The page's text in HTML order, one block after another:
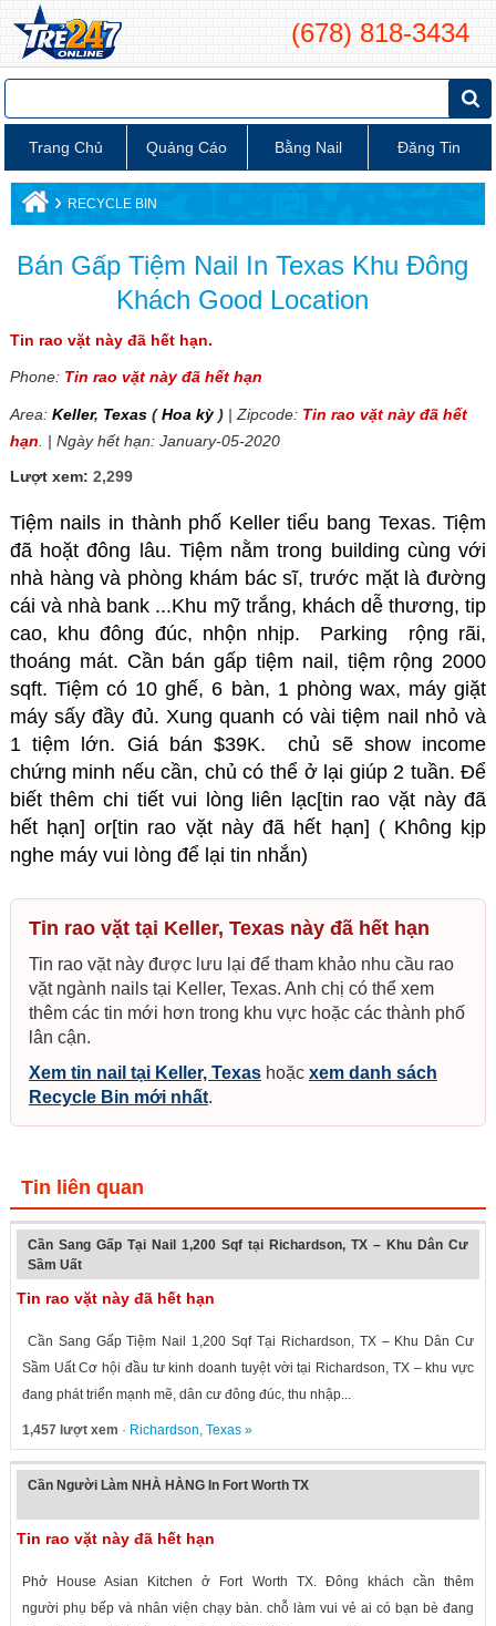
(678) 818-3434
Trang Chủ Quảng Cáo Bằng Nail Đăng Tin
› RECYCLE BIN
Bán Gấp Tiệm Nail In Texas Khu Đông
Khách Good Location
Tin rao vặt này đã hết hạn.
Phone: Tin rao vặt này đã hết hạn
Area: Keller, Texas(Hoa kỳ)| Zipcode: Tin rao vặt này đã hết
hạn . | Ngày hết hạn: January-05-2020
Lượt xem: 2,299
Tiệm nails in thành phố Keller tiểu bang Texas. Tiệm
đã hoặt đông lâu. Tiệm nằm trong building cùng với
nhà hàng và phòng khám bác sĩ, trước mặt là đường
cái và nhà bank ...Khu mỹ trắng, khách dễ thương, tip
cao, khu đông đúc, nhộn nhịp. Parking rộng rãi,
thoáng mát. Cần bán gấp tiệm nail , tiệm rộng 2000
sqft. Tiệm có 10 ghế, 6 bàn, 1 phòng wax, máy giặt
máy sấy đầy đủ. Xung quanh có vài tiệm nail nhỏ và
1 tiệm lớn. Giá bán $39K. chủ sẽ show income
chứng minh nếu cần, chủ có thể ở lại giúp 2 tuần. Để
biết thêm chi tiết vui lòng liên lạc[tin rao vặt này đã
hết hạn] or[tin rao vặt này đã hết hạn] ( Không kịp
nghe máy vui lòng để lại tin nhắn)
Tin rao vặt tại Keller, Texas này đã hết hạn
Tin rao vặt này được lưu lại để tham khảo nhu cầu rao
vặt ngành nails tại Keller, Texas. Anh chị có thể xem
thêm các tin mới hơn trong khu vực hoặc các thành phố
lân cận.
Xem tin nail tại Keller, Texashoặc xem danh sách
Recycle Bin mới nhất.
Tin liên quan
Cần Sang Gấp Tại Nail 1,200 Sqf tại Richardson, TX – Khu Dân Cư
Sầm Uất
Tin rao vặt này đã hết hạn
Cần Sang Gấp Tiệm Nail 1,200 Sqf Tại Richardson, TX – Khu Dân Cư
Sầm Uất Cơ hội đầu tư kinh doanh tuyệt vời tại Richardson, TX – khu vực
đang phát triển mạnh mẽ, dân cư đông đúc, thu nhập...
1,457 lượt xem · Richardson, Texas»
Cần Người Làm NHÀ HÀNG In Fort Worth TX
Tin rao vặt này đã hết hạn
Phở House Asian Kitchen ở Fort Worth TX. Đông khách cần thêm
người phụ bếp và nhân viện chạy bàn. chỗ làm vui vẻ ai có bạn bè đang